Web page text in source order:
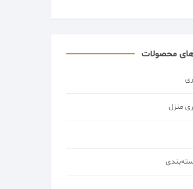
محصولات
منزل